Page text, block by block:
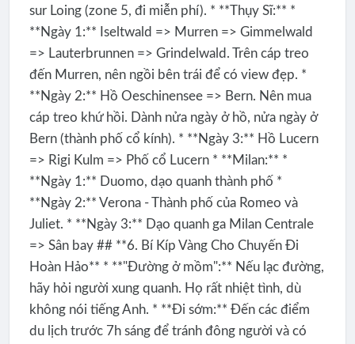
sur Loing (zone 5, đi miễn phí). * **Thụy Sĩ:** *
**Ngày 1:** Iseltwald => Murren => Gimmelwald
=> Lauterbrunnen => Grindelwald. Trên cáp treo
đến Murren, nên ngồi bên trái để có view đẹp. *
**Ngày 2:** Hồ Oeschinensee => Bern. Nên mua
cáp treo khứ hồi. Dành nửa ngày ở hồ, nửa ngày ở
Bern (thành phố cổ kính). * **Ngày 3:** Hồ Lucern
=> Rigi Kulm => Phố cổ Lucern * **Milan:** *
**Ngày 1:** Duomo, dạo quanh thành phố *
**Ngày 2:** Verona - Thành phố của Romeo và
Juliet. * **Ngày 3:** Dạo quanh ga Milan Centrale
=> Sân bay ## **6. Bí Kíp Vàng Cho Chuyến Đi
Hoàn Hảo** * **"Đường ở mồm":** Nếu lạc đường,
hãy hỏi người xung quanh. Họ rất nhiệt tình, dù
không nói tiếng Anh. * **Đi sớm:** Đến các điểm
du lịch trước 7h sáng để tránh đông người và có